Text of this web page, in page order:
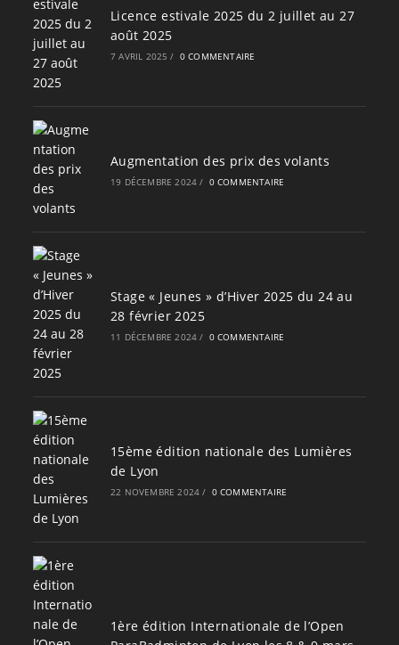
Licence estivale 2025 du 2 juillet au 27
août 2025
7 AVRIL 2025 / 0 COMMENTAIRE
Augmentation des prix des volants
19 DÉCEMBRE 2024 / 0 COMMENTAIRE
Stage « Jeunes » d’Hiver 2025 du 24 au
28 février 2025
11 DÉCEMBRE 2024 / 0 COMMENTAIRE
15ème édition nationale des Lumières
de Lyon
22 NOVEMBRE 2024 / 0 COMMENTAIRE
1ère édition Internationale de l’Open